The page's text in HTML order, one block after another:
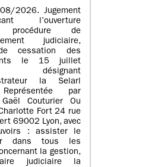
2026. Jugement
l’ouverture
procédure de
judiciaire,
cessation des
le 15 juillet
désignant
la Selarl
par
Couturier Ou
Fort 24 rue
69002 Lyon, avec
: assister le
dans tous les
la gestion,
judiciaire la